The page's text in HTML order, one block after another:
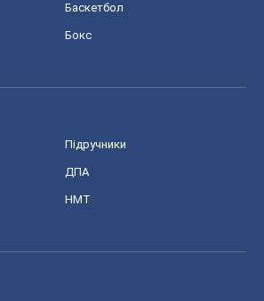
Баскетбол
Бокс
Підручники
ДПА
НМТ